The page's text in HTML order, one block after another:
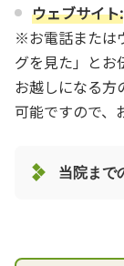
ウェブサイト:
※お電話または
グを見た」と
お越しになる方
可能ですので、
当院まで